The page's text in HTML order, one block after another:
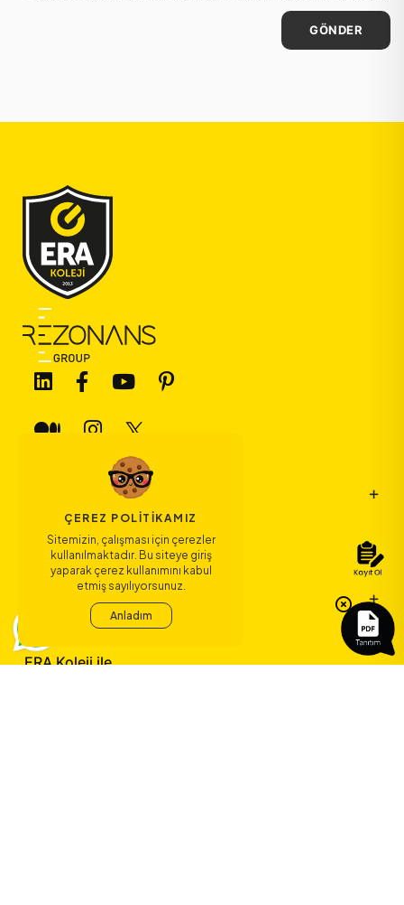
GÖNDER
Bağlantılar
Sözleşmeler
ERA Koleji ile
ÇEREZ POLITIKAMIZ
Sitemizin, çalışması için çerezler
kullanılmaktadır. Bu siteye giriş
yaparak çerez kullanımını kabul
etmiş sayılıyorsunuz.
Anladım